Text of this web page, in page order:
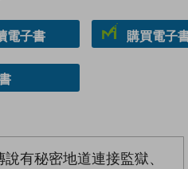
電子書 購買電子
有秘密地道連接監獄、